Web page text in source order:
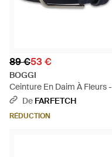
89 €53 €
BOGGI
Ceinture En Daim À Fleurs -
BleuDe FARFETCH
RÉDUCTION